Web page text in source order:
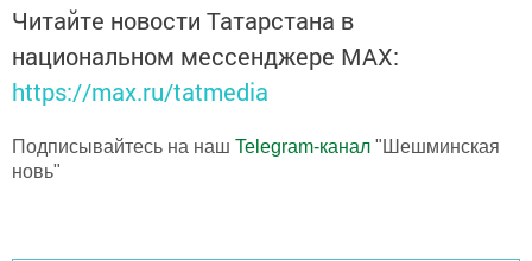
Читайте новости Татарстана в
национальном мессенджере MАХ:
https://max.ru/tatmedia
Подписывайтесь на наш Telegram-канал "Шешминская
новь"